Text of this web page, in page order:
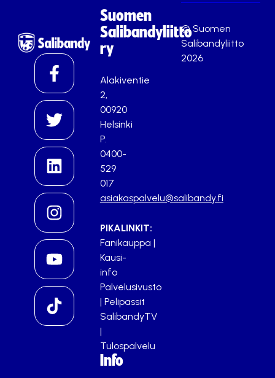
Suomen
Salibandyliitto
ry
Alakiventie
2,
00920
Helsinki
P.
0400-
529
017
asiakaspalvelu@salibandy.fi
PIKALINKIT:
Fanikauppa |
Kausi-
info
Palvelusivusto
| Pelipassit
SalibandyTV
|
Tulospalvelu
Info
© Suomen
Salibandyliitto
2026